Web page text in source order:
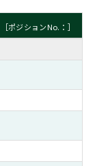
おわり
［ポジションNo.：］